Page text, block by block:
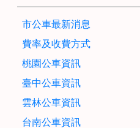
市公車最新消息
費率及收費方式
桃園公車資訊
臺中公車資訊
雲林公車資訊
台南公車資訊